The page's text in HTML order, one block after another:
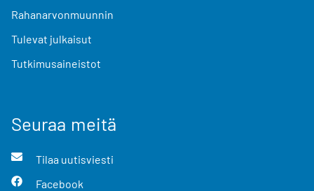
Rahanarvonmuunnin
Tulevat julkaisut
Tutkimusaineistot
Seuraa meitä
Tilaa uutisviesti
Facebook